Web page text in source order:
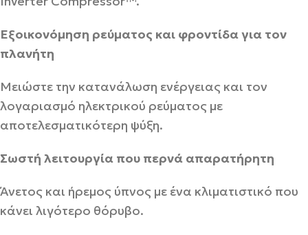
Εξοικονόμηση ρεύματος και φροντίδα για τον
πλανήτη
Μειώστε την κατανάλωση ενέργειας και τον
λογαριασμό ηλεκτρικού ρεύματος με
αποτελεσματικότερη ψύξη.
Σωστή λειτουργία που περνά απαρατήρητη
Άνετος και ήρεμος ύπνος με ένα κλιματιστικό που
κάνει λιγότερο θόρυβο.